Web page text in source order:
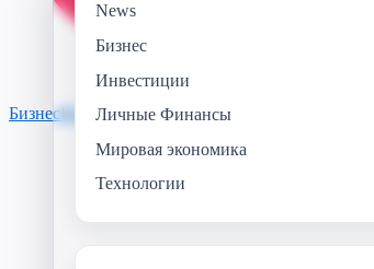
БизнесИнвестицииЛичные Финансы
News
Бизнес
Инвестиции
Личные Финансы
Мировая экономика
Технологии